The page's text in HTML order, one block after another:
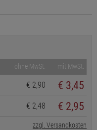
ohne MwSt. mit MwSt.
€ 2,90 € 3,45
€ 2,48 € 2,95
zzgl. Versandkosten